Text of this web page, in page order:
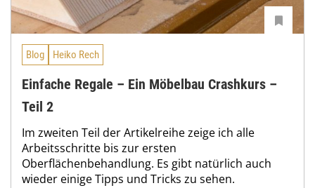
Blog Heiko Rech
Einfache Regale – Ein Möbelbau Crashkurs –
Teil 2
Im zweiten Teil der Artikelreihe zeige ich alle
Arbeitsschritte bis zur ersten
Oberflächenbehandlung. Es gibt natürlich auch
wieder einige Tipps und Tricks zu sehen.